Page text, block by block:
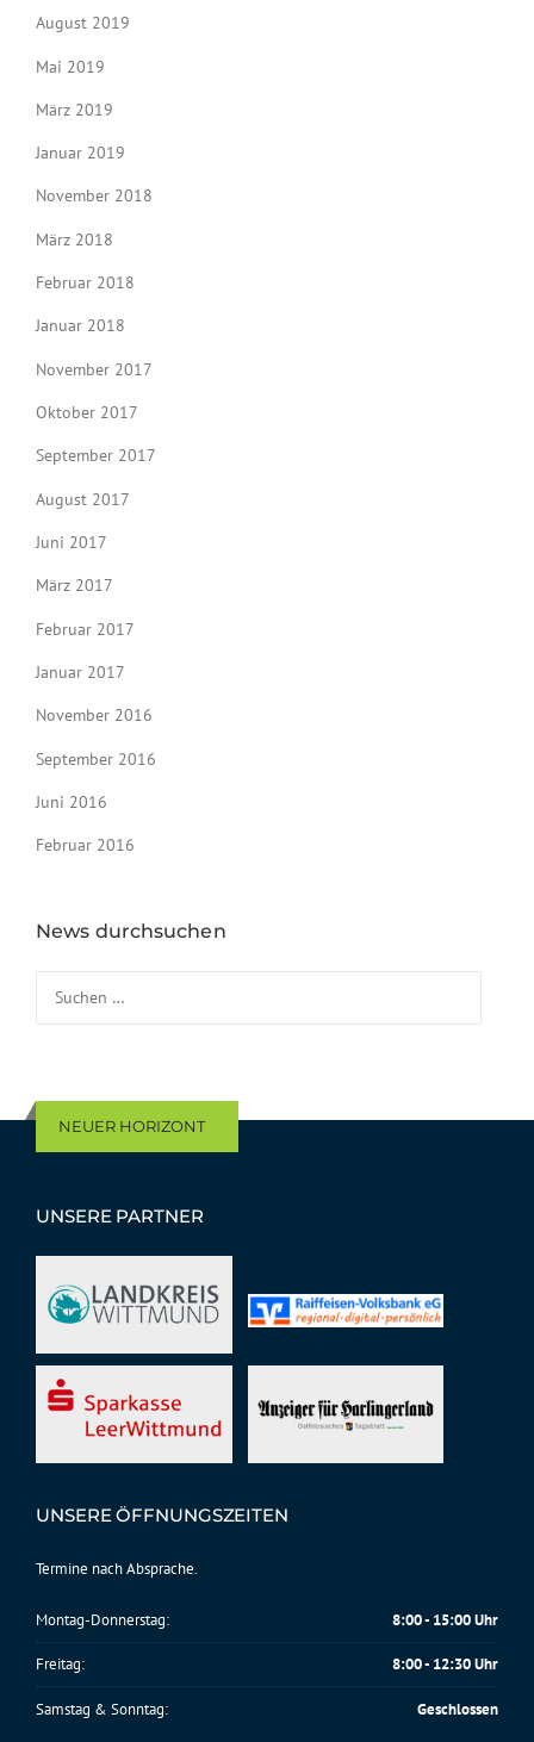
August 2019
Mai 2019
März 2019
Januar 2019
November 2018
März 2018
Februar 2018
Januar 2018
November 2017
Oktober 2017
September 2017
August 2017
Juni 2017
März 2017
Februar 2017
Januar 2017
November 2016
September 2016
Juni 2016
Februar 2016
News durchsuchen
NEUER HORIZONT
UNSERE PARTNER
UNSERE ÖFFNUNGSZEITEN
Termine nach Absprache.
Montag-Donnerstag: 8:00 - 15:00 Uhr
Freitag: 8:00 - 12:30 Uhr
Samstag & Sonntag: Geschlossen